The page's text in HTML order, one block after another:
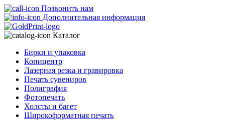
Позвонить нам
Дополнительная информация
Каталог
Бирки и упаковка
Копицентр
Лазерная резка и гравировка
Печать сувениров
Полиграфия
Фотопечать
Холсты и багет
Широкоформатная печать